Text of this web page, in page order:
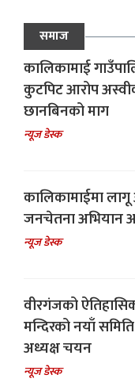
समाज
कालिकामाई
कुटपिट आरोप
छानबिनको माग
न्यूज डेस्क
कालिकामाईमा
जनचेतना अभियान
न्यूज डेस्क
वीरगंजको
मन्दिरको नयाँ
अध्यक्ष चयन
न्यूज डेस्क